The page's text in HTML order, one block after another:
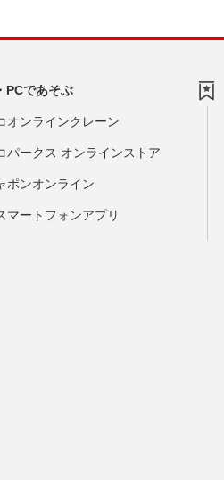
PCであそぶ
オンラインクレーン
パークス オンラインストア
ポンオンライン
マートフォンアプリ